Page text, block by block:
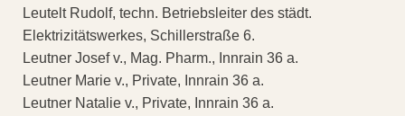
Leutelt Rudolf, techn. Betriebsleiter des städt.
Elektrizitätswerkes, Schillerstraße 6.
Leutner Josef v., Mag. Pharm., Innrain 36 a.
Leutner Marie v., Private, Innrain 36 a.
Leutner Natalie v., Private, Innrain 36 a.